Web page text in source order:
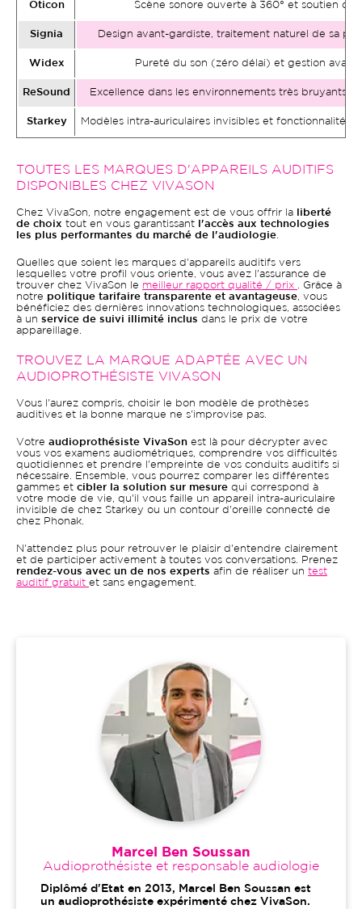
Oticon Scène sonore ouverte à 360° et soutien
Signia Design avant-gardiste, traitement naturel de sa
Widex Pureté du son (zéro délai) et gestion
ReSound Excellence dans les environnements très bruyants
Starkey Modèles intra-auriculaires invisibles et fonctionnalités
TOUTES LES MARQUES D'APPAREILS AUDITIFS
DISPONIBLES CHEZ VIVASON
Chez VivaSon, notre engagement est de vous offrir la
liberté
de choix tout en vous garantissant
l'accès aux technologies
les plus performantes du marché de l'audiologie
Quelles que soient les marques d'appareils auditifs vers
lesquelles votre profil vous oriente, vous avez l'assurance de
trouver chez VivaSon le meilleur rapport qualité / prix
. Grâce à
notre politique tarifaire transparente et avantageuse , vous
bénéficiez des dernières innovations technologiques, associées
à un service de suivi illimité inclus dans le prix de votre
appareillage.
TROUVEZ LA MARQUE ADAPTÉE AVEC UN
AUDIOPROTHÉSISTE VIVASON
Vous l'aurez compris, choisir le bon modèle de prothèses
auditives et la bonne marque ne s'improvise pas.
Votre audioprothésiste VivaSon est là pour décrypter avec
vous vos examens audiométriques, comprendre vos difficultés
quotidiennes et prendre l'empreinte de vos conduits auditifs si
nécessaire. Ensemble, vous pourrez comparer les différentes
gammes et cibler la solution sur mesure qui correspond à
votre mode de vie, qu'il vous faille un appareil intra-auriculaire
invisible de chez Starkey ou un contour d'oreille connecté de
chez Phonak.
N'attendez plus pour retrouver le plaisir d'entendre clairement
et de participer activement à toutes vos conversations. Prenez
rendez-vous avec un de nos experts afin de réaliser un test
auditif gratuit et sans engagement.
Marcel Ben Soussan
Audioprothésiste et responsable audiologie
Diplômé d'Etat en 2013, Marcel Ben Soussan est
un audioprothésiste expérimenté chez VivaSon.